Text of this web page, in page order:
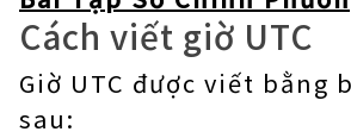
Cách viết giờ UTC
Giờ UTC được viết bằng
sau: